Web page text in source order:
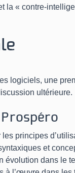
la « contre-
logiciels, une
ultérieure.
principes
et
évolution dans le